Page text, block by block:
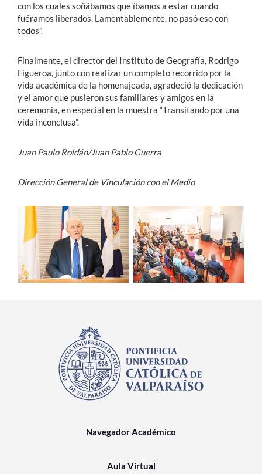
con los cuales soñábamos que íbamos a estar cuando
fuéramos liberados. Lamentablemente, no pasó eso con
todos”.
Finalmente, el director del Instituto de Geografía, Rodrigo
Figueroa, junto con realizar un completo recorrido por la
vida académica de la homenajeada, agradeció la dedicación
y el amor que pusieron sus familiares y amigos en la
ceremonia, en especial en la muestra “Transitando por una
vida inconclusa”.
Juan Paulo Roldán/Juan Pablo Guerra
Dirección General de Vinculación con el Medio
Navegador Académico
Aula Virtual